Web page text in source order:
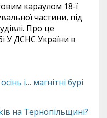
караулом 18-ї
частини, під
Про це
У ДСНС України в
і… магнітні бурі
на Тернопільщині?